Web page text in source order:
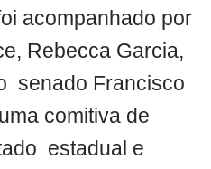
acompanhado por
Rebecca Garcia,
senado Francisco
comitiva de
estadual e